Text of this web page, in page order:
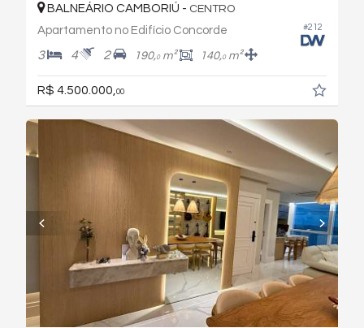
#212
BALNEÁRIO CAMBORIÚ - CENTRO
Apartamento no Edifício Concorde
3 4 2 190,0m² 140,0m²
R$ 4.500.000, 00